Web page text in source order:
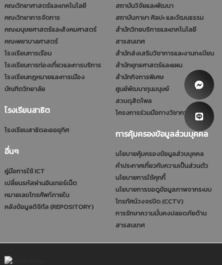
คณะวิทยาศาสตร์และเทคโนโลยี
คณะวิทยาการจัดการ
คณะมนุษยศาสตร์และสังคมศาสตร์
คณะพยาบาลศาสตร์
โรงเรียนการเรือน
โรงเรียนการท่องเที่ยวและการบริการ
โรงเรียนกฎหมายและการเมือง
บัณฑิตวิทยาลัย
โรงเรียนสาธิต
โรงเรียนสาธิตละอออุทิศ
อื่นๆ
คู่มือการใช้ ICT
เปลี่ยนรหัสผ่านอินเทอร์เน็ต
หมายเลขโทรศัพท์ภายใน
คลังข้อมูลดิจิทัล (REPOSITORY)
สถาบันวิจัยและพัฒนา
สถาบันภาษา ศิลปะ และวัฒนธรรม
สำนักวิทยบริการและเทคโนโลยี
สารสนเทศ
สำนักส่งเสริมวิชาการและงานทะเบียน
สำนักยุทธศาสตร์และแผน
สำนักกิจการพิเศษ
ศูนย์พัฒนาทุนมนุษย์
สวนดุสิตโพล
โครงการร่วมมือทางวิชาการ (รมป.)
การคุ้มครองข้อมูลส่วนบุคคล
นโยบายคุ้มครองข้อมูลส่วนบุคคล
คำประกาศเกี่ยวกับความเป็นส่วนตัว
นโยบายการใช้คุกกี้
นโยบายการขอดูข้อมูลภาพจากระบบ
โทรทัศน์วงจรปิด (CCTV)
การรักษาความมั่นคงปลอดภัยด้าน
สารสนเทศ